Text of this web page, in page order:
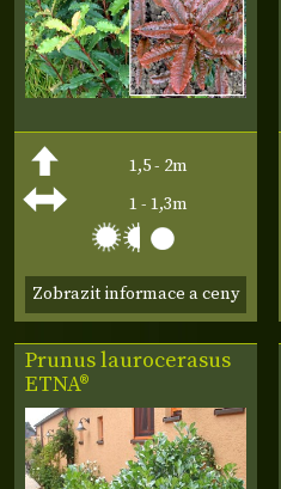
1,5 - 2m
1 - 1,3m
Zobrazit informace a ceny
Prunus laurocerasus
ETNA®